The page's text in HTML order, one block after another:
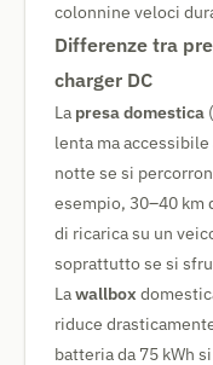
colonnine veloci
Differenze tra
charger DC
La presa domestica
lenta ma
notte se si
esempio, 30–40 km
di ricarica su un
soprattutto se si
Lawallbox
riduce
batteria da 75 kWh